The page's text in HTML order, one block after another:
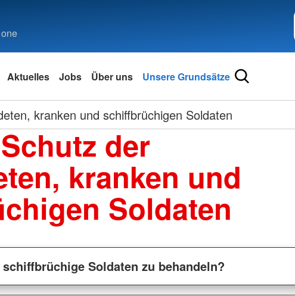
Aktuelles Jobs Über uns Unsere Grundsätze
kranken und schiffbrüchigen Soldaten
der
kranken und
Soldaten
Soldaten zu behandeln?